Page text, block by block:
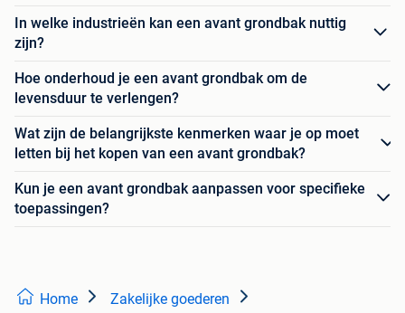
In welke industrieën kan een avant grondbak nuttig
zijn?
Hoe onderhoud je een avant grondbak om de
levensduur te verlengen?
Wat zijn de belangrijkste kenmerken waar je op moet
letten bij het kopen van een avant grondbak?
Kun je een avant grondbak aanpassen voor specifieke
toepassingen?
Home Zakelijke goederen